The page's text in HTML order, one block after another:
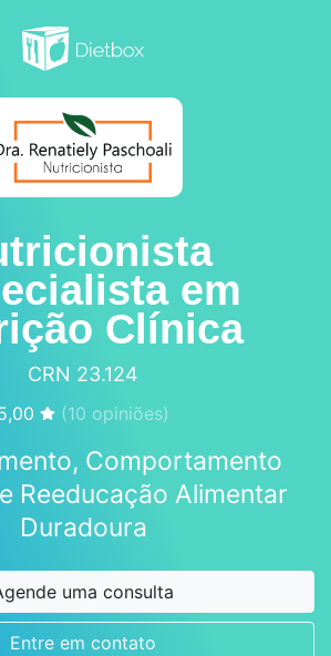
em
Clínica
CRN 23.124
(10 opiniões)
Comportamento
Reeducação Alimentar
Duradoura
uma consulta
Entre em contato